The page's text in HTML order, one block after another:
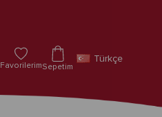
FavorilerimSepetim
Türkçe